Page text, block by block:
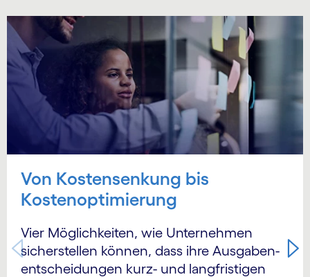
Carousel starts
Von Kostensenkung bis
Kostenoptimierung
Vier Möglichkeiten, wie Unternehmen
sicherstellen können, dass ihre Ausgaben­
entscheidungen kurz- und langfristigen